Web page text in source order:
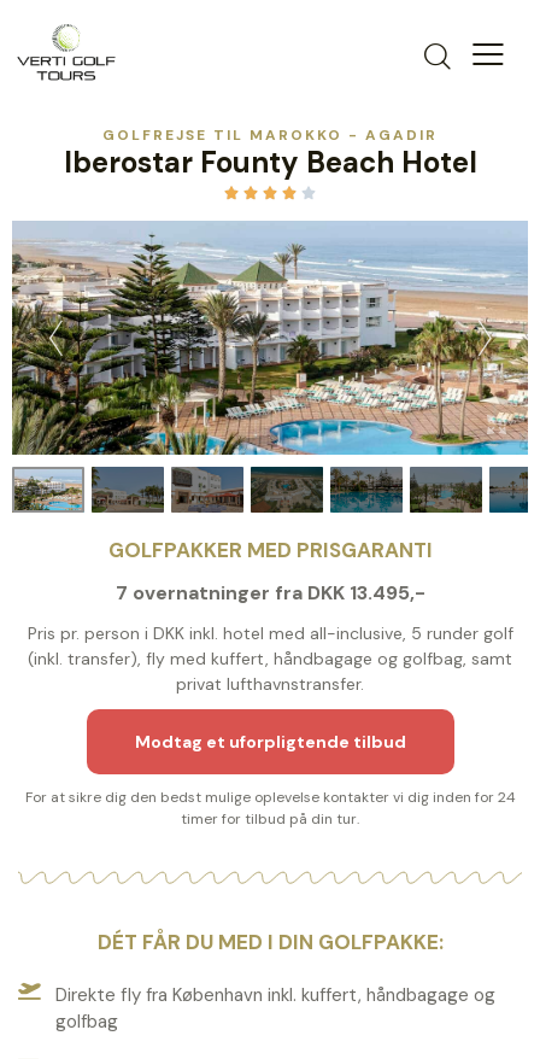
GOLFREJSE TIL MAROKKO - AGADIR
Iberostar Founty Beach Hotel
    
GOLFPAKKER MED PRISGARANTI
7 overnatninger fra DKK 13.495,-
Pris pr. person i DKK inkl. hotel med all-inclusive, 5 runder golf
(inkl. transfer), fly med kuffert, håndbagage og golfbag, samt
privat lufthavnstransfer.
Modtag et uforpligtende tilbud
For at sikre dig den bedst mulige oplevelse kontakter vi dig inden for 24
timer for tilbud på din tur.
DÉT FÅR DU MED I DIN GOLFPAKKE:
Direkte fly fra København inkl. kuffert, håndbagage og
golfbag